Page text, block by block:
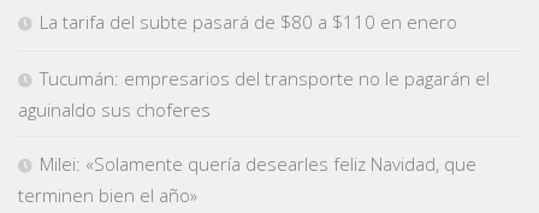
La tarifa del subte pasará de $80 a $110 en enero
Tucumán: empresarios del transporte no le pagarán el
aguinaldo sus choferes
Milei: «Solamente quería desearles feliz Navidad, que
terminen bien el año»